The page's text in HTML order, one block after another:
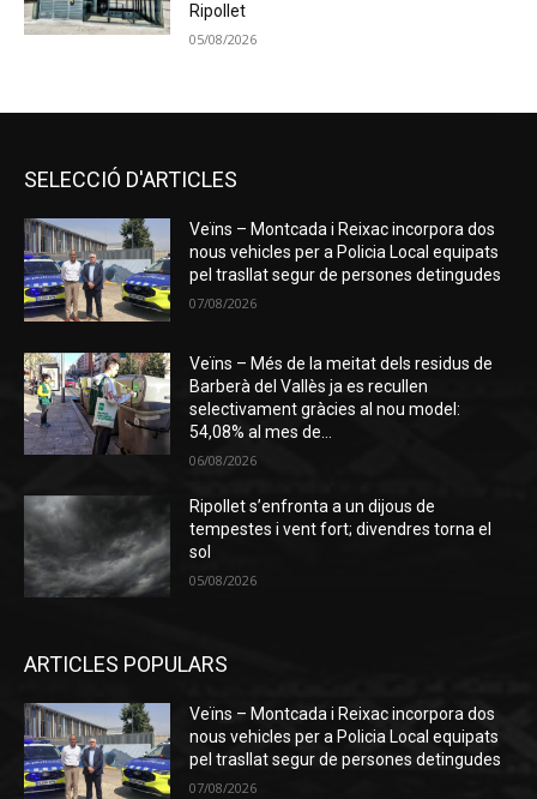
Ripollet
05/08/2026
SELECCIÓ D'ARTICLES
Veïns – Montcada i Reixac incorpora dos
nous vehicles per a Policia Local equipats
pel trasllat segur de persones detingudes
07/08/2026
Veïns – Més de la meitat dels residus de
Barberà del Vallès ja es recullen
selectivament gràcies al nou model:
54,08% al mes de...
06/08/2026
Ripollet s’enfronta a un dijous de
tempestes i vent fort; divendres torna el
sol
05/08/2026
ARTICLES POPULARS
Veïns – Montcada i Reixac incorpora dos
nous vehicles per a Policia Local equipats
pel trasllat segur de persones detingudes
07/08/2026